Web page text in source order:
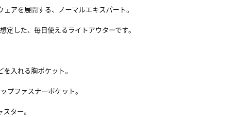
アを展開する、ノーマルエキスパート。
した、毎日使えるライトアウターです。
入れる胸ポケット。
プファスナーポケット。
ター。